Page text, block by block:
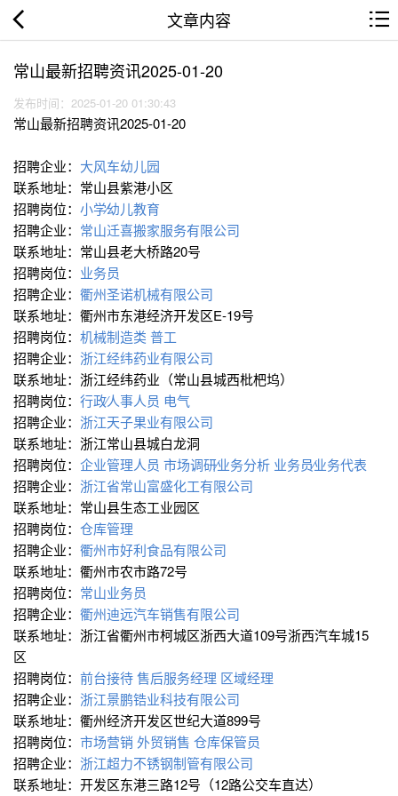
文章内容
常山最新招聘资讯2025-01-20
发布时间：2025-01-20 01:30:43
常山最新招聘资讯2025-01-20
招聘企业： 大风车幼儿园
联系地址：常山县紫港小区
招聘岗位： 小学∕幼儿教育
招聘企业： 常山迁喜搬家服务有限公司
联系地址：常山县老大桥路20号
招聘岗位： 业务员
招聘企业： 衢州圣诺机械有限公司
联系地址：衢州市东港经济开发区E-19号
招聘岗位： 机械制造类 普工
招聘企业： 浙江经纬药业有限公司
联系地址：浙江经纬药业（常山县城西枇杷坞）
招聘岗位： 行政∕人事人员 电气
招聘企业： 浙江天子果业有限公司
联系地址：浙江常山县城白龙洞
招聘岗位： 企业管理人员 市场调研∕业务分析 业务员∕业务代表
招聘企业： 浙江省常山富盛化工有限公司
联系地址：常山县生态工业园区
招聘岗位： 仓库管理
招聘企业： 衢州市好利食品有限公司
联系地址：衢州市农市路72号
招聘岗位： 常山业务员
招聘企业： 衢州迪远汽车销售有限公司
联系地址：浙江省衢州市柯城区浙西大道109号浙西汽车城15
区
招聘岗位： 前台接待售后服务经理 区域经理
招聘企业： 浙江景鹏锆业科技有限公司
联系地址：衢州经济开发区世纪大道899号
招聘岗位： 市场营销 外贸销售 仓库保管员
招聘企业： 浙江超力不锈钢制管有限公司
联系地址：开发区东港三路12号（12路公交车直达）